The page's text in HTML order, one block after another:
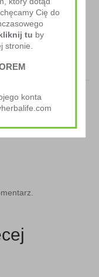
Cię do
kliknij tu by
stronie.
konta